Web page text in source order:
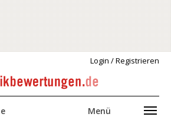
Login / Registrieren
Menü